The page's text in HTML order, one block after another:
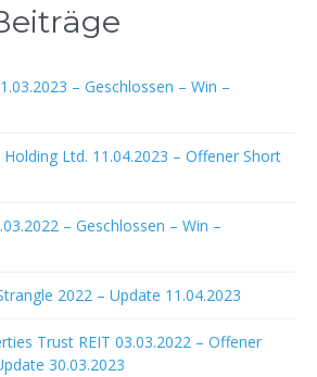
– Geschlossen – Win –
Ltd. 11.04.2023 – Offener Short
– Geschlossen – Win –
2022 – Update 11.04.2023
Trust REIT 03.03.2022 – Offener
30.03.2023